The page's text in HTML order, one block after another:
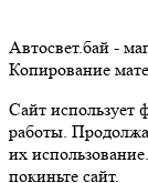
Автосвет.бай -
Копирование
Сайт использует
работы.
их
покиньте сайт.